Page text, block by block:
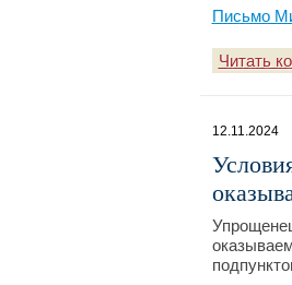
Письмо
Читать
12.11.2024